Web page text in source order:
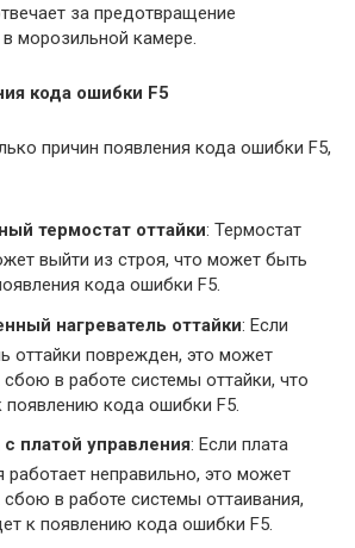
за предотвращение
морозильной камере.
кода ошибки F5
причин появления кода ошибки F5,
термостат оттайки: Термостат
выйти из строя, что может быть
кода ошибки F5.
нагреватель оттайки: Если
оттайки поврежден, это может
сбою в работе системы оттайки, что
появлению кода ошибки F5.
платой управления: Если плата
работает неправильно, это может
сбою в работе системы оттаивания,
к появлению кода ошибки F5.